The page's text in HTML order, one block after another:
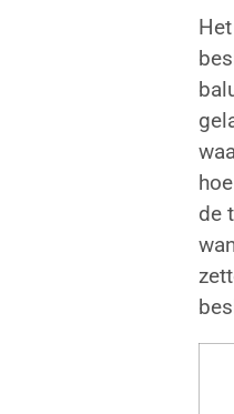
de